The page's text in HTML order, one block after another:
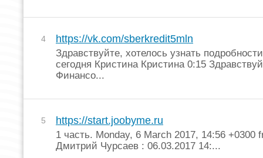
4 https://vk.com/sberkredit5mln
Здравствуйте, хотелось узнать
сегодня Кристина Кристина 0:15
Финансо...
5 https://start.joobyme.ru
1 часть. Monday, 6 March 2017, 14:56 +0300
Дмитрий Чурсаев : 06.03.2017 14:...